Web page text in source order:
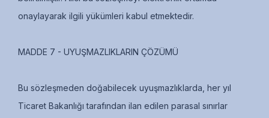
onaylayarak ilgili yükümleri kabul etmektedir.
MADDE 7 - UYUŞMAZLIKLARIN ÇÖZÜMÜ
Bu sözleşmeden doğabilecek uyuşmazlıklarda, her yıl
Ticaret Bakanlığı tarafından ilan edilen parasal sınırlar